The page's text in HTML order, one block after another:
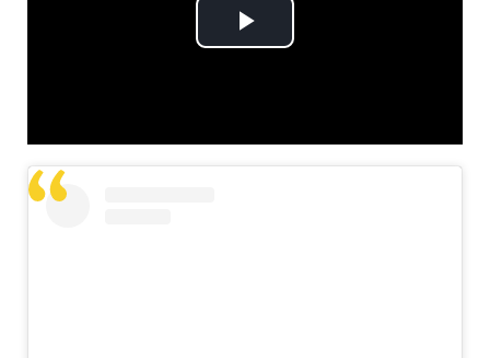
Play